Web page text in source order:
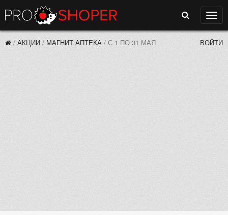
Поиск
/ АКЦИИ / МАГНИТ АПТЕКА / С 1 ПО 31 МАЯ ВОЙТИ